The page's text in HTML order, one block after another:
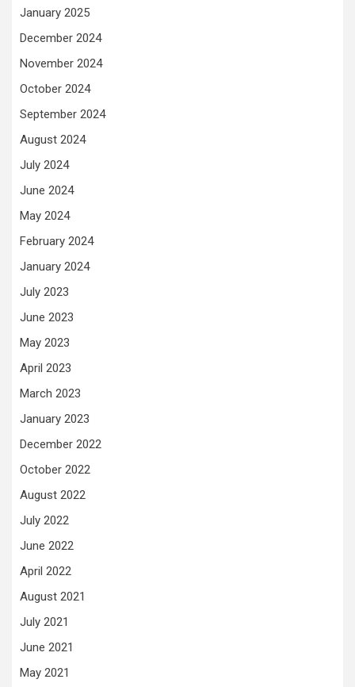
January 2025
December 2024
November 2024
October 2024
September 2024
August 2024
July 2024
June 2024
May 2024
February 2024
January 2024
July 2023
June 2023
May 2023
April 2023
March 2023
January 2023
December 2022
October 2022
August 2022
July 2022
June 2022
April 2022
August 2021
July 2021
June 2021
May 2021